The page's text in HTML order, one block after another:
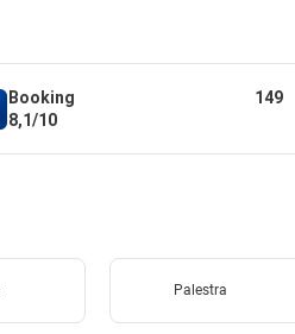
Booking
8,1/10
149
Palestra